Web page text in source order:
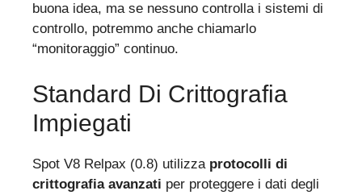
buona idea, ma se nessuno controlla i sistemi di
controllo, potremmo anche chiamarlo
“monitoraggio” continuo.
Standard Di Crittografia
Impiegati
Spot V8 Relpax (0.8) utilizza protocolli di
crittografia avanzati per proteggere i dati degli